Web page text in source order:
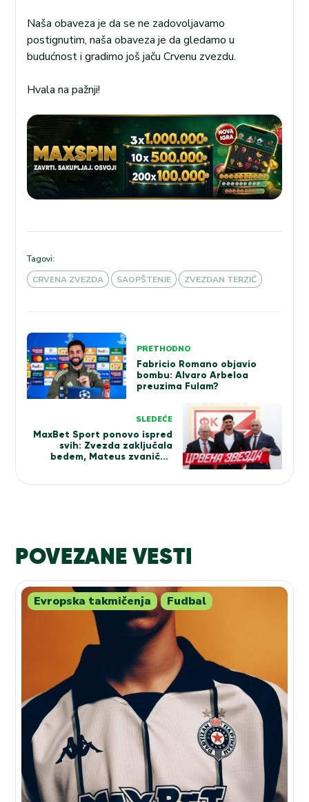
Naša obaveza je da se ne zadovoljavamo
postignutim, naša obaveza je da gledamo u
budućnost i gradimo još jaču Crvenu zvezdu.
Hvala na pažnji!
Tagovi:
CRVENA ZVEZDA
SAOPŠTENJE ZVEZDAN TERZIĆ
Kretanje
članka
PRETHODNO
Fabricio Romano objavio
bombu: Alvaro Arbeloa
preuzima Fulam?
SLEDEĆE
MaxBet Sport ponovo ispred
svih: Zvezda zaključala
bedem, Mateus zvanično
POVEZANE VESTI
Evropska takmičenja Fudbal